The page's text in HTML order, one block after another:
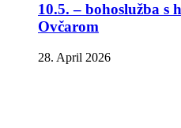
10.5. – bohoslužba s
Ovčarom
28. April 2026